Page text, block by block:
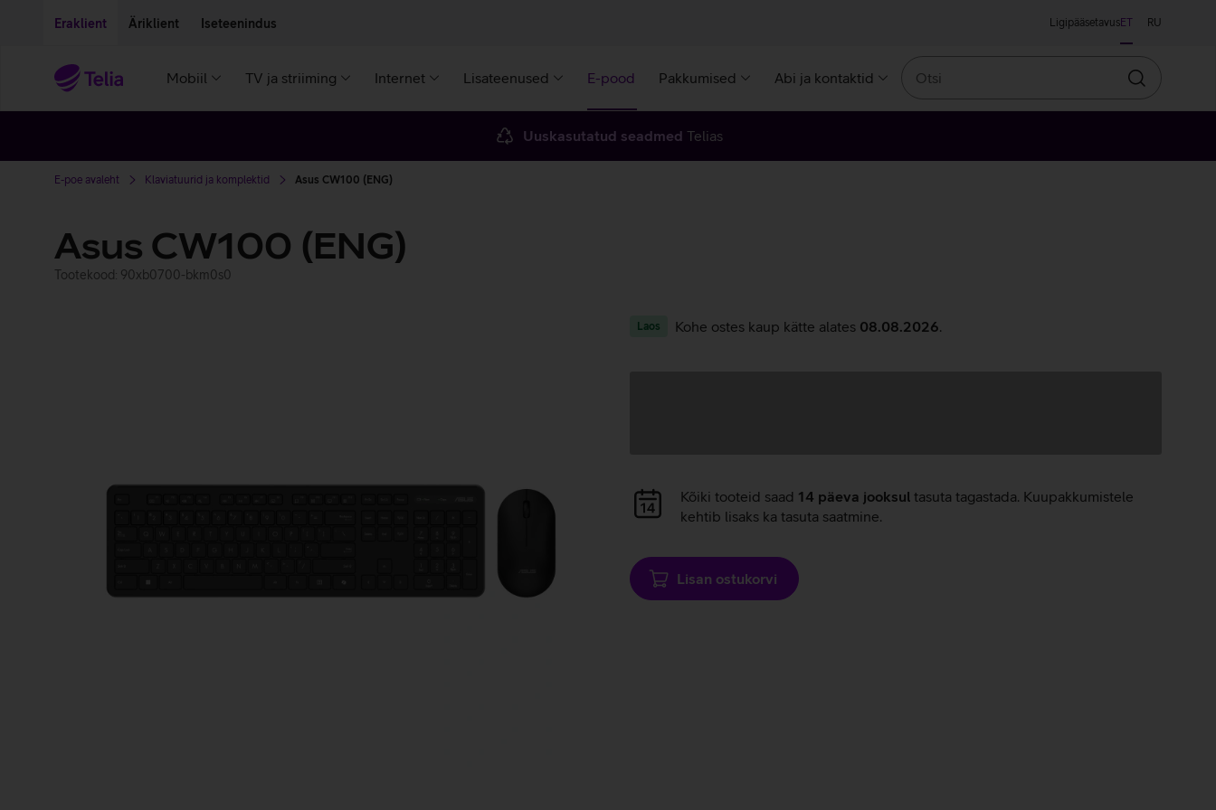
Eraklient Äriklient Iseteenindus LigipääsetavusET RU
Mobiil TV ja striiming Internet Lisateenused E-pood Pakkumised Abi ja kontaktid
Otsin
Uuskasutatud seadmed Telias
E-poe avaleht Klaviatuurid ja komplektid Asus CW100 (ENG)
Asus CW100 (ENG)
Tootekood: 90xb0700-bkm0s0
Laos Kohe ostes kaup kätte alates 08.08.2026
Andmete
laadimine
Kõiki tooteid saad 14 päeva jooksul tasuta tagastada. Kuupakkumistele
kehtib lisaks ka tasuta saatmine.
Lisan ostukorvi